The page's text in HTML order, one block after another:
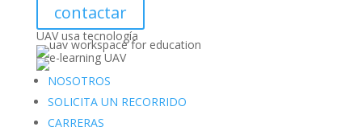
contactar
UAV usa tecnología
NOSOTROS
SOLICITA UN RECORRIDO
CARRERAS